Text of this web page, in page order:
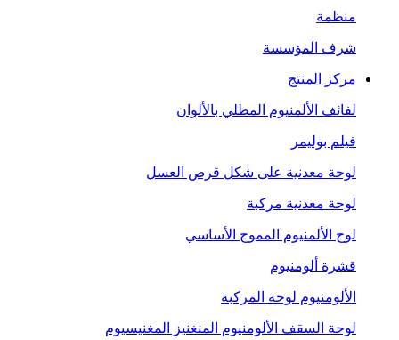
منظمة
شرف المؤسسة
مركز المنتج
لفائف الألمنيوم المطلي بالألوان
فيلم بوليمر
لوحة معدنية على شكل قرص العسل
لوحة معدنية مركبة
لوح الألمنيوم المموج الأساسي
قشرة ألومنيوم
الألومنيوم لوحة المركبة
لوحة السقف الألومنيوم المنغنيز المغنيسيوم